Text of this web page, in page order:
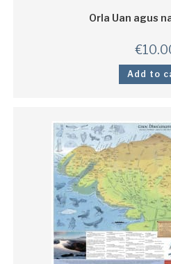
Orla Uan agus
€
Add to